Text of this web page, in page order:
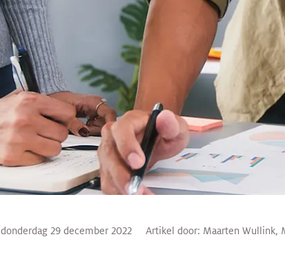
donderdag 29 december 2022 Artikel door: Maarten Wullink,